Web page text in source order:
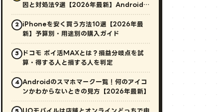
因と対処法9選【2026年最新】Android・
iPhone対応
2
iPhoneを安く買う方法10選【2026年最
新】予算別・用途別の購入ガイド
3
ドコモ ポイ活MAXとは？損益分岐点を試
算・得する人と損する人を判定
4
Androidのスマホマーク一覧！何のアイコ
ンかわからないときの見方【2026年最新】
UQモバイルは店舗とオンラインどっちで申